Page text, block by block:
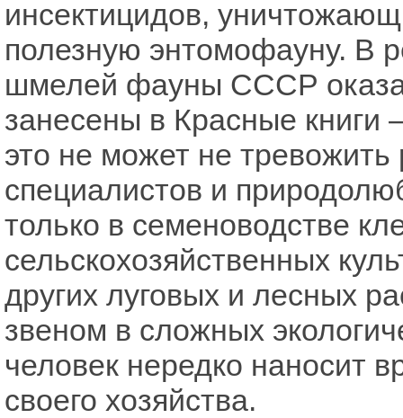
инсектицидов,
полезную энтомофауну. В
шмелей фауны СССР
занесены в Красные
это не может не тревожить
специалистов и
только в семеноводстве
сельскохозяйственных
других луговых и лесных
звеном в сложных
человек нередко наносит
своего хозяйства.